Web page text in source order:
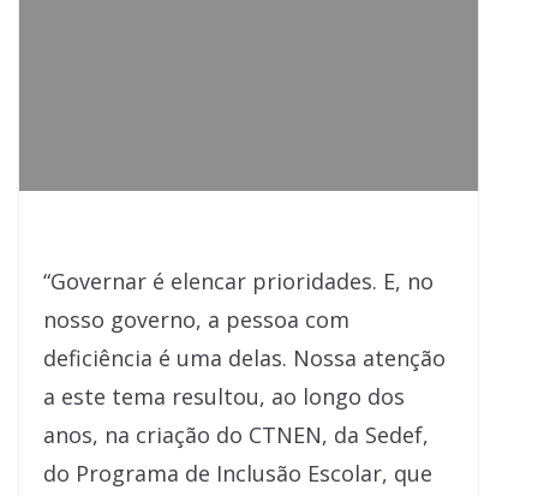
“Governar é elencar prioridades. E, no
nosso governo, a pessoa com
deficiência é uma delas. Nossa atenção
a este tema resultou, ao longo dos
anos, na criação do CTNEN, da Sedef,
do Programa de Inclusão Escolar, que